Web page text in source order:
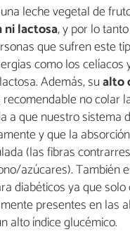
leche vegetal de
lactosa, y por lo
que sufren este
como los celíacos
Además, sualto
no colar
a que nuestro sistema
y que la
(las fibras
azúcares). También
diabéticos ya que
presentes en las
alto índice glucémico.